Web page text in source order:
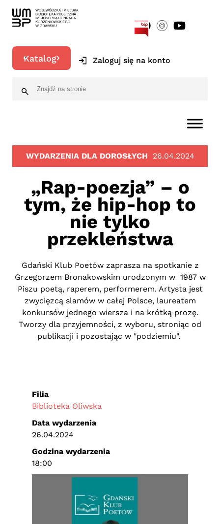
Katalog Zaloguj się na konto
WYDARZENIA DLA DOROSŁYCH 26.04.2024
„Rap-poezja” – o
tym, że hip-hop to
nie tylko
przekleństwa
Gdański Klub Poetów zaprasza na spotkanie z
Grzegorzem Bronakowskim urodzonym w 1987 w
Piszu poetą, raperem, performerem. Artysta jest
zwycięzcą slamów w całej Polsce, laureatem
konkursów jednego wiersza i na krótką prozę.
Tworzy dla przyjemności, z wyboru, stroniąc od
publikacji i pozostając w "podziemiu".
Filia
Biblioteka Oliwska
Data wydarzenia
26.04.2024
Godzina wydarzenia
18:00